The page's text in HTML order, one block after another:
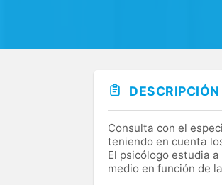
Consulta con el
teniendo en cuenta
El psicólogo estudia
medio en función de